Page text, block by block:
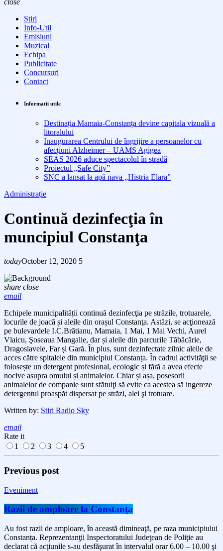
close
Știri
Info-Util
Emisiuni
Muzical
Echipa
Publicitate
Concursuri
Contact
Informatii utile
Destinația Mamaia-Constanța devine capitala vizuală a
litoralului
Inaugurarea Centrului de îngrijire a persoanelor cu
afecțiuni Alzheimer – UAMS Agigea
SEAS 2026 aduce spectacolul în stradă
Proiectul „Safe City”
SNC a lansat la apă nava „Histria Elara”
Administrație
Continuă dezinfecţia în
muncipiul Constanţa
todayOctober 12, 2020 5
share close
email
Echipele municipalității continuă dezinfecţia pe străzile, trotuarele,
locurile de joacă și aleile din orașul Constanţa. Astăzi, se acţionează
pe bulevardele I.C.Brătianu, Mamaia, 1 Mai, 1 Mai Vechi, Aurel
Vlaicu, Şoseaua Mangalie, dar și aleile din parcurile Tăbăcărie,
Dragoslavele, Far și Gară. În plus, sunt dezinfectate zilnic aleile de
acces către spitalele din municipiul Constanța. În cadrul activităţii se
folosește un detergent profesional, ecologic și fără a avea efecte
nocive asupra omului și animalelor. Chiar și așa, posesorii
animalelor de companie sunt sfătuiţi să evite ca acestea să ingereze
detergentul proaspăt dispersat pe străzi, alei şi trotuare.
Written by: Stiri Radio Sky
email
Rate it
1
2 3 4 5
Previous post
Eveniment
Razii de amploare la Constanţa
Au fost razii de amploare, în această dimineaţă, pe raza municipiului
Constanța. Reprezentanţii Inspectoratului Judeţean de Poliţie au
declarat că acţiunile s-au desfăşurat în intervalul orar 6.00 – 10.00 şi